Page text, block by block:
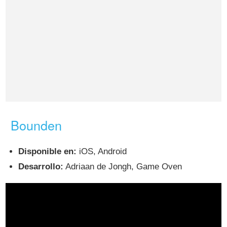
Bounden
Disponible en: iOS, Android
Desarrollo: Adriaan de Jongh, Game Oven